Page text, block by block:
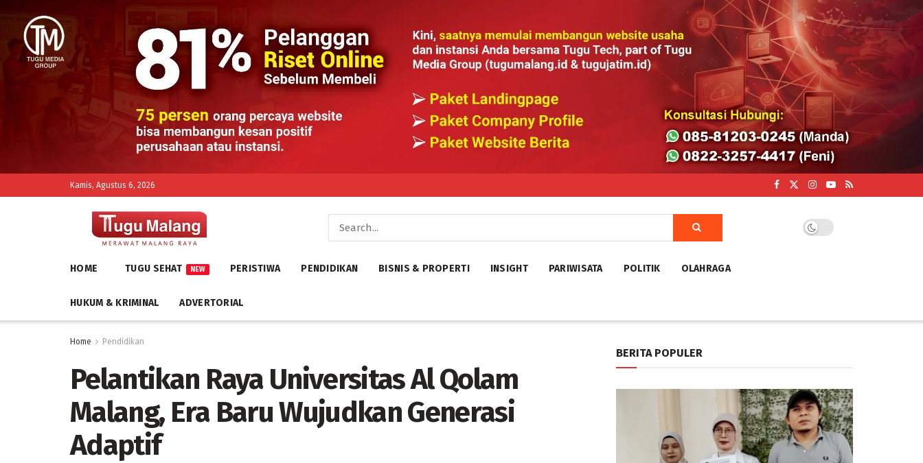
Kamis, Agustus 6, 2026
HOME TUGU SEHAT NEW PERISTIWA PENDIDIKAN BISNIS & PROPERTI INSIGHT PARIWISATA POLITIK OLAHRAGA
HUKUM & KRIMINAL ADVERTORIAL
Home Pendidikan
Pelantikan Raya Universitas Al Qolam
Malang, Era Baru Wujudkan Generasi
Adaptif
BERITA POPULER